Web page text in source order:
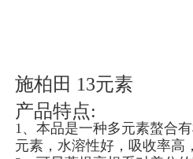
施柏田 13元素
产品特点:
1、本品是一种多元素螯合
元素，水溶性好，吸收率高